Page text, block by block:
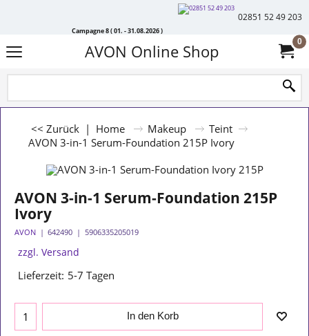
Campagne 8 ( 01. - 31.08.2026 )
02851 52 49 203
AVON Online Shop 0
<< Zurück | Home Makeup
Teint
AVON 3-in-1 Serum-Foundation 215P Ivory
AVON 3-in-1 Serum-Foundation 215P
Ivory
AVON 642490 5906335205019
zzgl. Versand
Lieferzeit: 5-7 Tagen
In den Korb